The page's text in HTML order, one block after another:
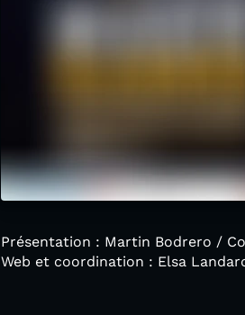
Présentation : Martin Bodrero /
Web et coordination : Elsa